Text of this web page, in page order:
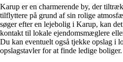
Karup er en charmerende by, der
tilflyttere på grund af sin rolige
søger efter en lejebolig i Karup, kan
kontakt til lokale ejendomsmæglere
Du kan eventuelt også tjekke opslag i
opslagstavler for at finde ledige boliger.